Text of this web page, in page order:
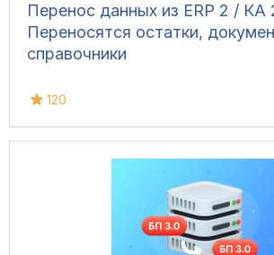
Перенос данных из ERP 2 / КА
Переносятся остатки,
справочники
120